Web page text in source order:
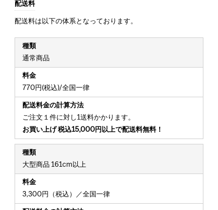
配送料
配送料は以下の体系となっております。
通常商品
770円(税込)/全国一律
ご注文１件に対し1送料かかります。
お買い上げ 税込15,000円以上で配送料無料！
大型商品 161cm以上
3,300円（税込）／全国一律